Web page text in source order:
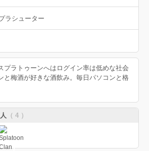
ラシューター
プラトゥーンへはログイン率は低めな社会
と梅酒が好きな酒飲み。毎日パソコンと格
（ 4 ）